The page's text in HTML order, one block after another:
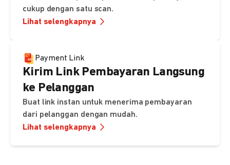
cukup dengan satu scan.
Lihat selengkapnya
Payment Link
Kirim Link Pembayaran Langsung
ke Pelanggan
Buat link instan untuk menerima pembayaran
dari pelanggan dengan mudah.
Lihat selengkapnya